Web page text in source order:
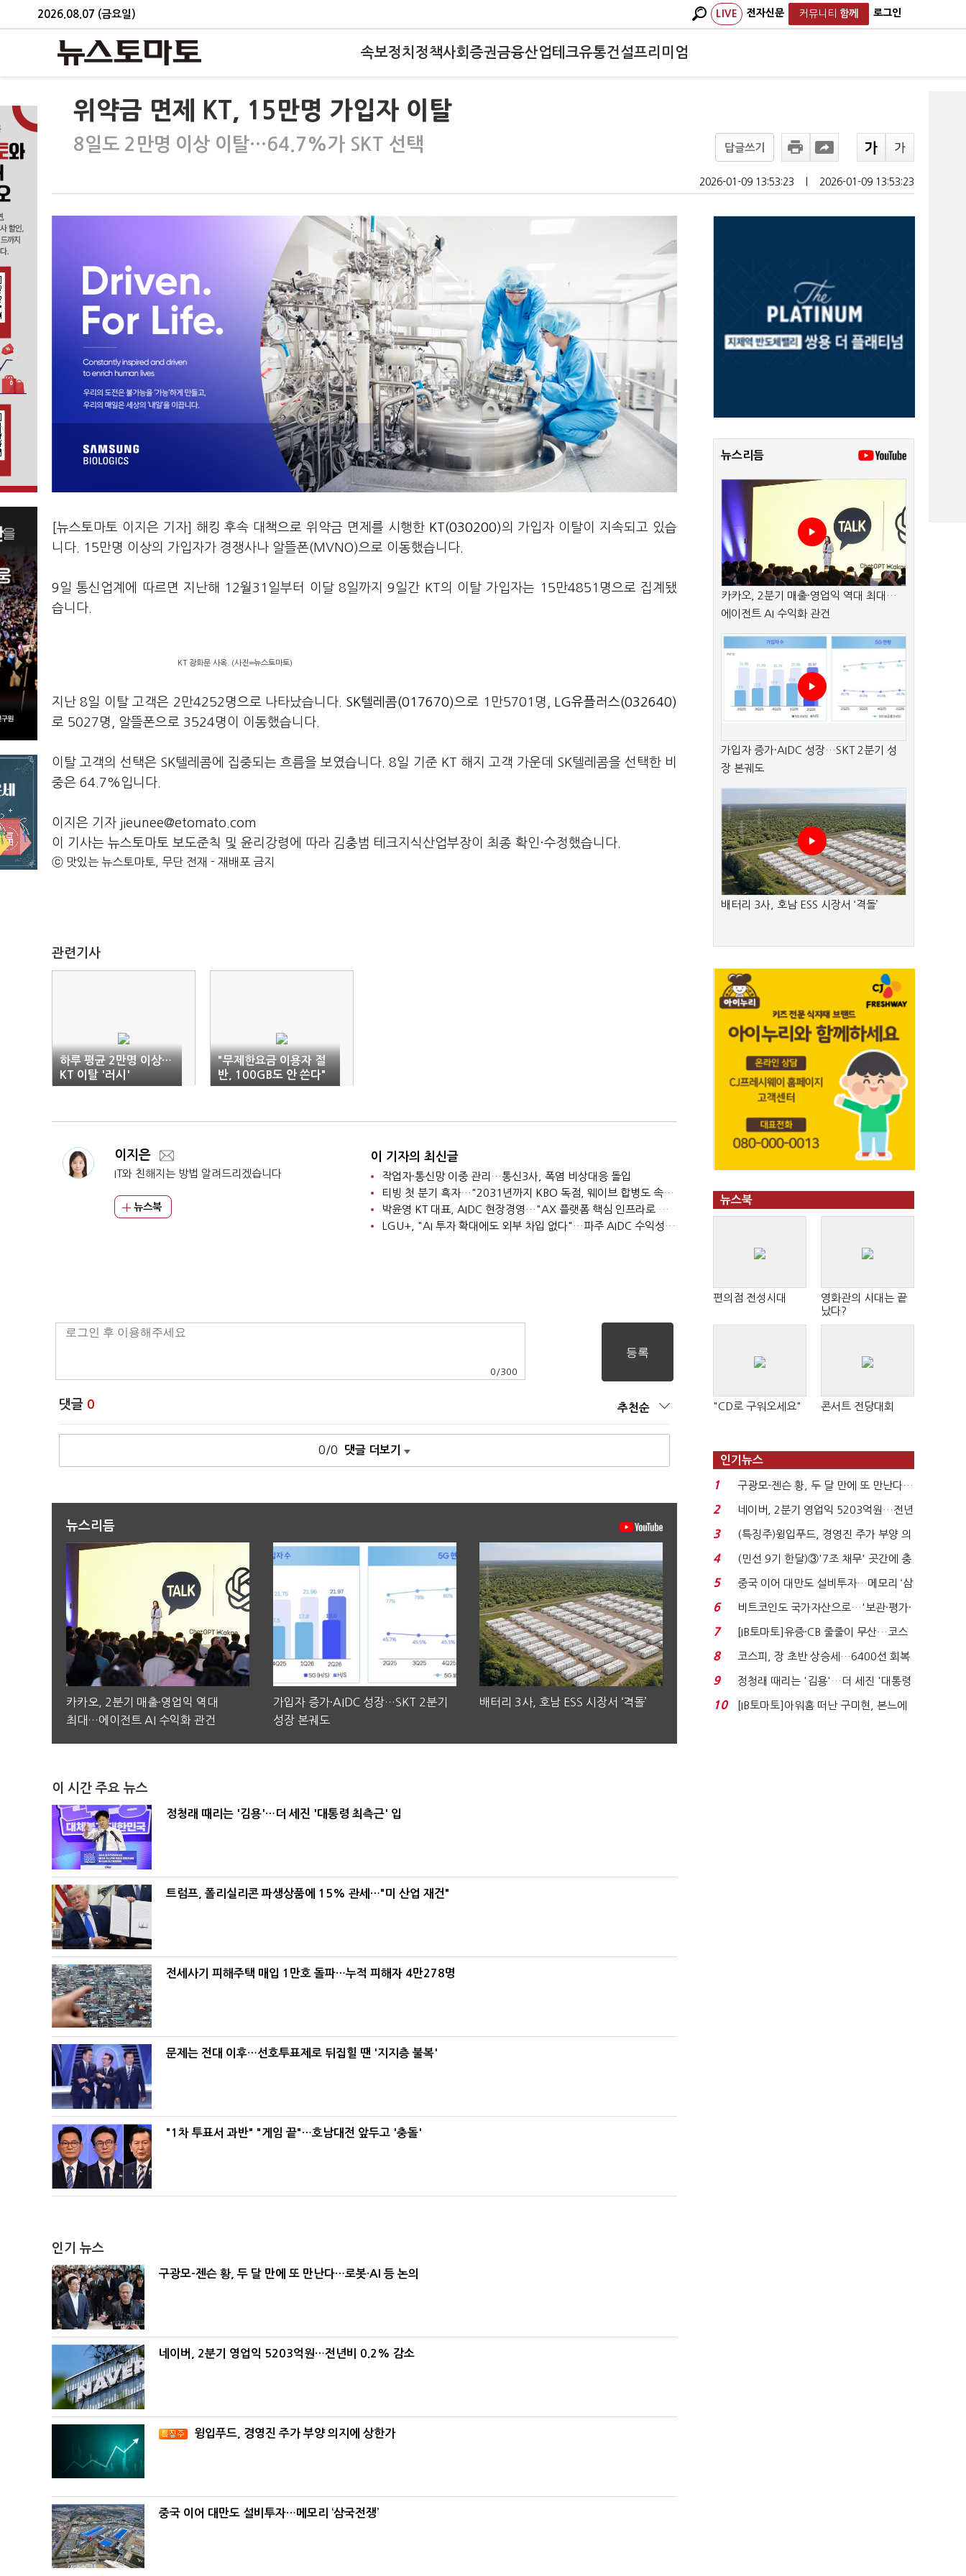
2026.08.07 (금요일) LIVE 전자신문 커뮤니티 함께 로그인
속보정치 정책사회 증권금융산업테크유통건설프리미엄
위약금 면제 KT, 15만명 가입자 이탈
8일도 2만명 이상 이탈…64.7%가 SKT 선택 답글쓰기
2026-01-09 13:53:23 2026-01-09 13:53:23
[뉴스토마토 이지은 기자] 해킹 후속 대책으로 위약금 면제를 시행한 KT(030200)의 가입자 이탈이 지속되고 있습
니다. 15만명 이상의 가입자가 경쟁사나 알뜰폰(MVNO)으로 이동했습니다.
9일 통신업계에 따르면 지난해 12월31일부터 이달 8일까지 9일간 KT의 이탈 가입자는 15만4851명으로 집계됐
습니다.
KT 광화문 사옥. (사진=뉴스토마토)
지난 8일 이탈 고객은 2만4252명으로 나타났습니다. SK텔레콤(017670)으로 1만5701명,
LG유플러스(032640)
로 5027명, 알뜰폰으로 3524명이 이동했습니다.
이탈 고객의 선택은 SK텔레콤에 집중되는 흐름을 보였습니다. 8일 기준 KT 해지 고객 가운데 SK텔레콤을 선택한 비
중은 64.7%입니다.
이지은 기자 jieunee@etomato.com
이 기사는 뉴스토마토 보도준칙 및 윤리강령에 따라 김충범 테크지식산업부장이 최종 확인·수정했습니다.
ⓒ 맛있는 뉴스토마토, 무단 전재 - 재배포 금지
관련기사
하루 평균 2만명 이상…
KT 이탈 '러시'
"무제한요금 이용자 절
반, 100GB도 안 쓴다"
이지은
IT와 친해지는 방법 알려드리겠습니다
뉴스북
이 기자의 최신글
작업자·통신망 이중 관리…통신3사, 폭염 비상대응 돌입
티빙 첫 분기 흑자…"2031년까지 KBO 독점, 웨이브 합병도 속도"
박윤영 KT 대표, AIDC 현장경영…"AX 플랫폼 핵심 인프라로 키운다"
LGU+, "AI 투자 확대에도 외부 차입 없다"…파주 AIDC 수익성 자신
0 /300
댓글 0 추천순
0/0 댓글 더보기
뉴스리듬
카카오, 2분기 매출·영업익 역대
최대…에이전트 AI 수익화 관건
가입자 증가·AIDC 성장…SKT 2분기
성장 본궤도
배터리 3사, 호남 ESS 시장서 ‘격돌’
이 시간 주요 뉴스
정청래 때리는 '김용'…더 세진 '대통령 최측근' 입
트럼프, 폴리실리콘 파생상품에 15% 관세…"미 산업 재건"
전세사기 피해주택 매입 1만호 돌파…누적 피해자 4만278명
문제는 전대 이후…선호투표제로 뒤집힐 땐 '지지층 불복'
"1차 투표서 과반" "게임 끝"…호남대전 앞두고 '충돌'
인기 뉴스
구광모-젠슨 황, 두 달 만에 또 만난다…로봇·AI 등 논의
네이버, 2분기 영업익 5203억원…전년비 0.2% 감소
윙입푸드, 경영진 주가 부양 의지에 상한가
중국 이어 대만도 설비투자…메모리 ‘삼국전쟁’
뉴스리듬
카카오, 2분기 매출·영업익 역대 최대…
에이전트 AI 수익화 관건
가입자 증가·AIDC 성장…SKT 2분기 성
장 본궤도
배터리 3사, 호남 ESS 시장서 ‘격돌’
뉴스북
편의점 전성시대
영화관의 시대는 끝
났다?
"CD로 구워오세요" 콘서트 전당대회
인기뉴스
1
구광모-젠슨 황, 두 달 만에 또 만난다…
로봇·AI 등 논...
2
네이버, 2분기 영업익 5203억원…전년
비 0.2% 감소...
3
(특징주)윙입푸드, 경영진 주가 부양 의
지에 상한가...
4
(민선 9기 한달)③'7조 채무' 곳간에 충
격…추미애, 20년...
5
중국 이어 대만도 설비투자…메모리 ‘삼
국전쟁’
6
비트코인도 국가자산으로…'보관·평가·
처분' 기준은 ...
7
[IB토마토]유증·CB 줄줄이 무산…코스
닥 벌점 급증에 ...
8
코스피, 장 초반 상승세…6400선 회복
시도
9
정청래 때리는 '김용'…더 세진 '대통령
최측근' 입...
10
[IB토마토]아워홈 떠난 구미현, 본느에